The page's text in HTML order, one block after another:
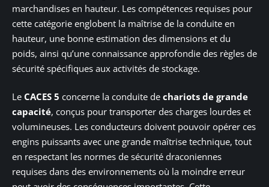
marchandises en hauteur. Les compétences requises pour
cette catégorie englobent la maîtrise de la conduite en
hauteur, une bonne estimation des dimensions et du
poids, ainsi qu’une connaissance approfondie des règles de
sécurité spécifiques aux activités de stockage.
Le CACES 5 concerne la conduite de chariots de grande
capacité, conçus pour transporter des charges lourdes et
volumineuses. Les conducteurs doivent pouvoir opérer ces
engins puissants avec une grande maîtrise technique, tout
en respectant les normes de sécurité draconiennes
requises dans des environnements où la moindre erreur